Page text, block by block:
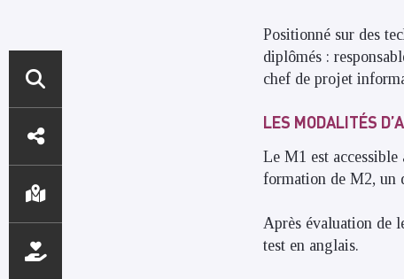
ACCÈS
DIRECTS
Positionné sur des
diplômés :
chef de projet
LES MODALITÉS
Le M1 est
formation de M2, un
Après évaluation de
test en anglais.